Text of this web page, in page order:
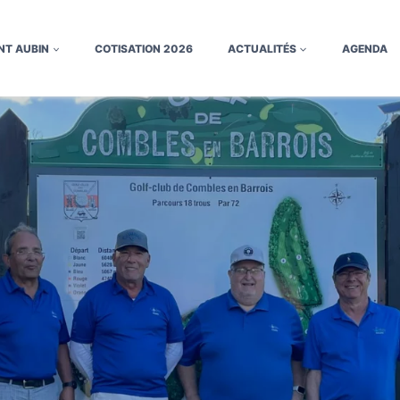
AUBIN COTISATION 2026 ACTUALITÉS AGENDA